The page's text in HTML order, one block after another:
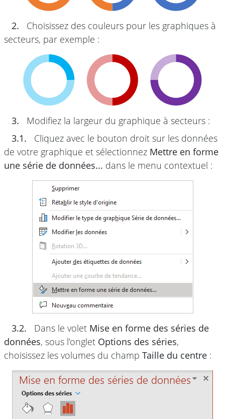
2.
Choisissez des couleurs pour les graphiques à
secteurs, par exemple :
3.
Modifiez la largeur du graphique à secteurs :
3.1.
Cliquez avec le bouton droit sur les données
de votre graphique et sélectionnez Mettre en forme
une série de données... dans le menu contextuel :
3.2. Dans le volet Mise en forme des séries de
données, sous l’onglet Options des séries,
choisissez les volumes du champ Taille du centre :